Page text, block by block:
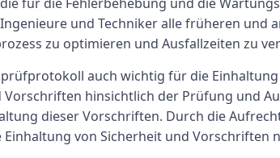
und Techniker alle früheren und
zu optimieren und Ausfallzeiten zu
auch wichtig für die
Vorschriften hinsichtlich der Prüfung und
dieser Vorschriften. Durch die
von Sicherheit und Vorschriften